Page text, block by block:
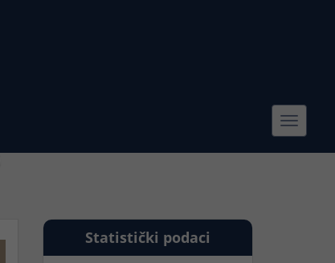
Toggle
Statistički podaci